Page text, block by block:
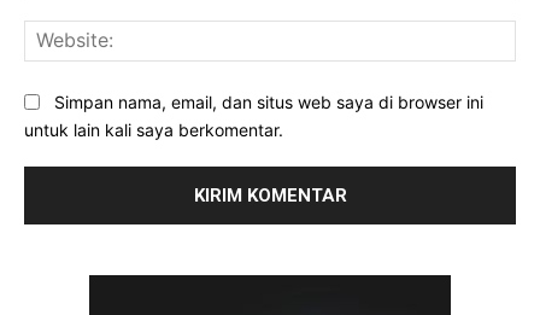
Simpan nama, email, dan situs web saya di browser ini
untuk lain kali saya berkomentar.